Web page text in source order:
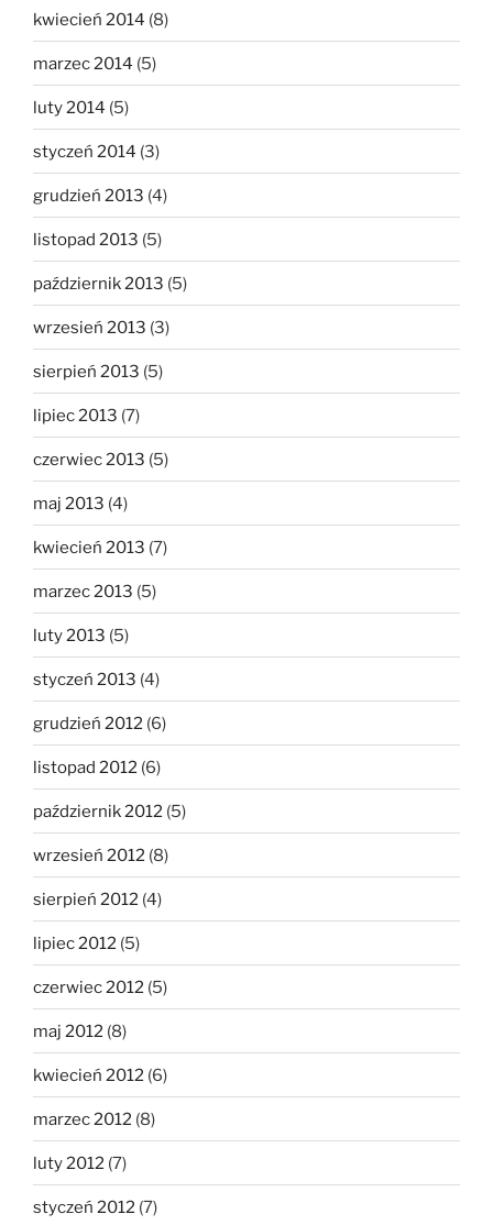
kwiecień 2014 (8)
marzec 2014 (5)
luty 2014 (5)
styczeń 2014 (3)
grudzień 2013 (4)
listopad 2013 (5)
październik 2013 (5)
wrzesień 2013 (3)
sierpień 2013 (5)
lipiec 2013 (7)
czerwiec 2013 (5)
maj 2013 (4)
kwiecień 2013 (7)
marzec 2013 (5)
luty 2013 (5)
styczeń 2013 (4)
grudzień 2012 (6)
listopad 2012 (6)
październik 2012 (5)
wrzesień 2012 (8)
sierpień 2012 (4)
lipiec 2012 (5)
czerwiec 2012 (5)
maj 2012 (8)
kwiecień 2012 (6)
marzec 2012 (8)
luty 2012 (7)
styczeń 2012 (7)